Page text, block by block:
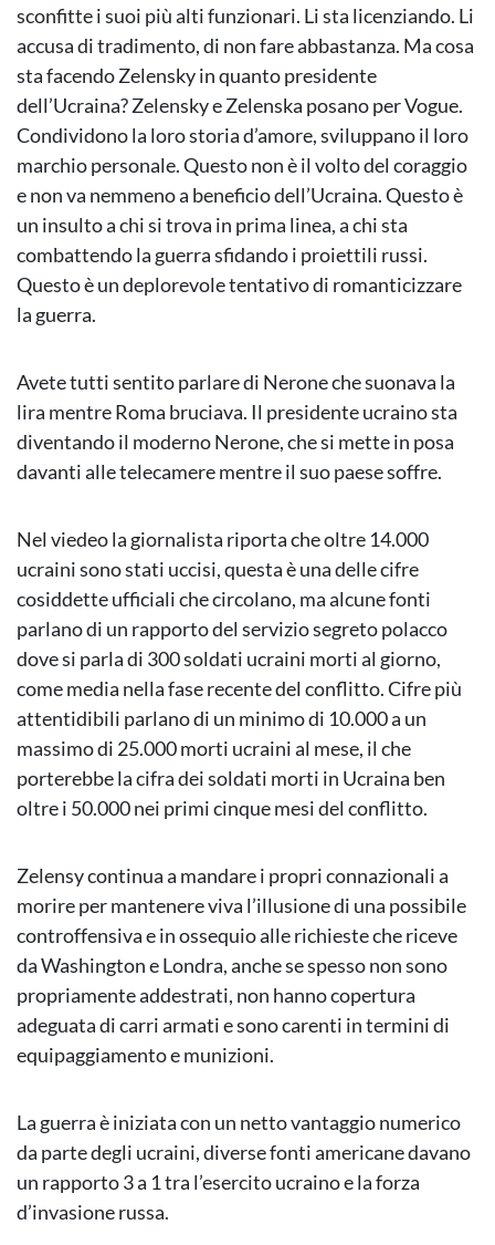
sconfitte i suoi più alti funzionari. Li sta licenziando. Li
accusa di tradimento, di non fare abbastanza. Ma cosa
sta facendo Zelensky in quanto presidente
dell’Ucraina? Zelensky e Zelenska posano per Vogue.
Condividono la loro storia d’amore, sviluppano il loro
marchio personale. Questo non è il volto del coraggio
e non va nemmeno a beneficio dell’Ucraina. Questo è
un insulto a chi si trova in prima linea, a chi sta
combattendo la guerra sfidando i proiettili russi.
Questo è un deplorevole tentativo di romanticizzare
la guerra.
Avete tutti sentito parlare di Nerone che suonava la
lira mentre Roma bruciava. Il presidente ucraino sta
diventando il moderno Nerone, che si mette in posa
davanti alle telecamere mentre il suo paese soffre.
Nel viedeo la giornalista riporta che oltre 14.000
ucraini sono stati uccisi, questa è una delle cifre
cosiddette ufficiali che circolano, ma alcune fonti
parlano di un rapporto del servizio segreto polacco
dove si parla di 300 soldati ucraini morti al giorno,
come media nella fase recente del conflitto. Cifre più
attentidibili parlano di un minimo di 10.000 a un
massimo di 25.000 morti ucraini al mese, il che
porterebbe la cifra dei soldati morti in Ucraina ben
oltre i 50.000 nei primi cinque mesi del conflitto.
Zelensy continua a mandare i propri connazionali a
morire per mantenere viva l’illusione di una possibile
controffensiva e in ossequio alle richieste che riceve
da Washington e Londra, anche se spesso non sono
propriamente addestrati, non hanno copertura
adeguata di carri armati e sono carenti in termini di
equipaggiamento e munizioni.
La guerra è iniziata con un netto vantaggio numerico
da parte degli ucraini, diverse fonti americane davano
un rapporto 3 a 1 tra l’esercito ucraino e la forza
d’invasione russa.